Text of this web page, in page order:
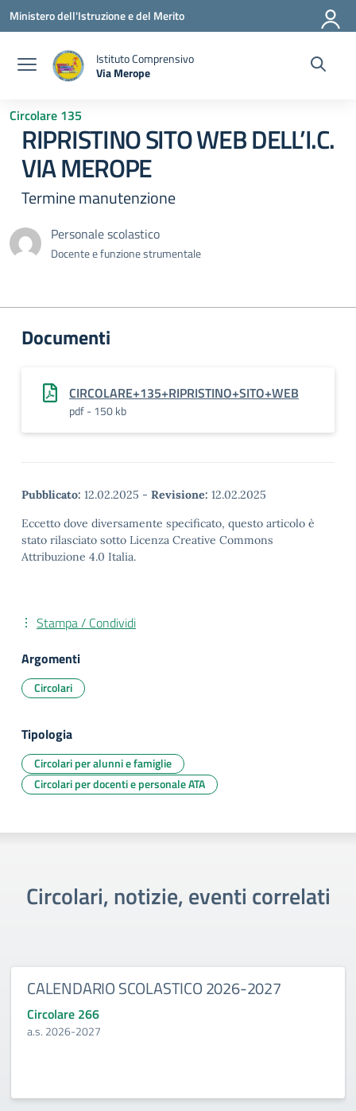
Vai ai contenuti
Vai al menu di navigazione
Vai al footer
Ministero dell'Istruzione e del Merito
Istituto Comprensivo
Via Merope
Circolare 135
RIPRISTINO SITO WEB DELL’I.C.
VIA MEROPE
Termine manutenzione
Personale scolastico
Docente e funzione strumentale
Documenti
CIRCOLARE+135+RIPRISTINO+SITO+WEB
pdf - 150 kb
Pubblicato: 12.02.2025 - Revisione: 12.02.2025
Eccetto dove diversamente specificato, questo articolo è
stato rilasciato sotto Licenza Creative Commons
Attribuzione 4.0 Italia.
Stampa / Condividi
Argomenti
Circolari
Tipologia
Circolari per alunni e famiglie
Circolari per docenti e personale ATA
Circolari, notizie, eventi correlati
CALENDARIO SCOLASTICO 2026-2027
Circolare 266
a.s. 2026-2027